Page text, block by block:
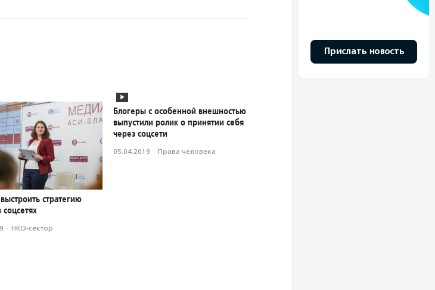
стратегию
· НКО-сектор
Блогеры с особенной внешностью
выпустили ролик о принятии себя
через соцсети
05.04.2019 · Права человека
Прислать новость